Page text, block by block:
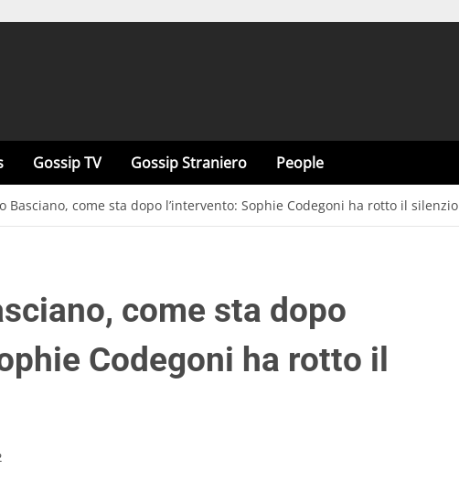
Gossip TV Gossip Straniero People
Basciano, come sta dopo l’intervento: Sophie Codegoni ha rotto il silenzio
come sta dopo
Codegoni ha rotto il